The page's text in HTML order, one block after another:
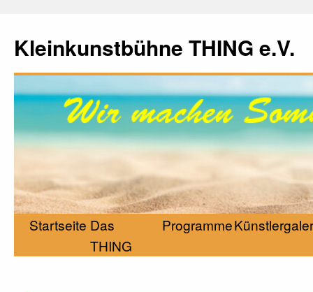
Kleinkunstbühne THING e.V.
Startseite Das
THING
Programme